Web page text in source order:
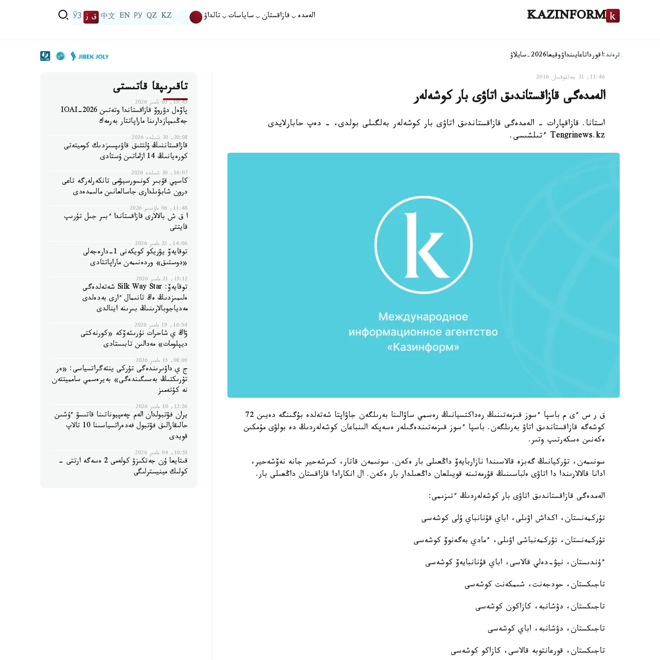
KAZINFORM الەمدە قازاقستان ساياسات تالداۋ KZ
QZ
РУ
EN
中文 ق ز ЎЗ
ترەند:اقورداتاعايىنداۋوقيعا2026-سايلاۋ
11:46, 31 جەلتوقسان 2016
الەمدەگى قازاقستاندىق اتاۋى بار كوشەلەر
استانا. قازاقپارات - الەمدەگى قازاقستاندىق اتاۋى بار كوشەلەر بەلگىلى بولدى، - دەپ حابارلايدى
Tengrinews.kz ءتىلشىسى.
ق ر س ءى م باسپا ءسوز قىزمەتىنىڭ رەداكتسيانىڭ رەسمي ساۋالىنا بەرىلگەن جاۋاپتا شەتەلدە بۇگىنگە دەيىن 72
كوشەگە قازاقستاندىق اتاۋ بەرىلگەن. باسپا ءسوز قىزمەتىندەگىلەر ەسەپكە الىنباعان كوشەلەردىڭ دە بولۋى مۇمكىن
ەكەنىن ەسكەرتىپ وتىر.
سونىمەن، تۇركيانىڭ گەبزە قالاسىندا نازاربايەۆ داڭعىلى بار ەكەن. سونىمەن قاتار، كىرشەحير جانە نەۆشەحير،
ادانا قالالارىندا دا اتاۋى ەلباسىنىڭ قۇرمەتىنە قويىلعان داڭعىلدار بار ەكەن. ال انكارادا قازاقستان داڭعىلى بار.
الەمدەگى قازاقستاندىق اتاۋى بار كوشەلەردىڭ ءتىزىمى:
تۇركمەنستان، اكداش اۋىلى، اباي قۇنانباي ۇلى كوشەسى
تۇركمەنستان، تۇركمەنباشى اۋىلى، ءمادي بەگەنوۆ كوشەسى
ءۇندىستان، نيۋ-دەلي قالاسى، اباي قۇنانبايەۆ كوشەسى
تاجىكستان، حودجەنت، شىمكەنت كوشەسى
تاجىكستان، دۋشانبە، كازاكون كوشەسى
تاجىكستان، دۋشانبە، اباي كوشەسى
تاجىكستان، قورعانتوبە قالاسى، كازاكو كوشەسى
تاقىرىپقا قاتىستى
19:45, 03 تامىز 2026
پاۆەل دۋروۆ قازاقستاندا وتەتىن IOAI-2026
جەڭىمپازدارىنا ماراپاتتار بەرمەك
20:08, 30 شىلدە 2026
قازاقستاننىڭ ۇلتتىق قاۋىپسىزدىك كوميتەتى
كورەيانىڭ 14 ازاماتىن ۇستادى
16:07, 30 شىلدە 2026
كاسپي قۇبىر كونسورسيۋمى تانكەرلەرگە تاعى
درون شابۋىلدارى جاسالعانىن مالىمدەدى
11:48, 06 ماۋسىم 2026
ا ق ش بالالارى قازاقستاندا ءبىر جىل تۇرىپ
قايتتى
14:06, 22 مامىر 2026
توقايەۆ يۋريكو كويكەنى 1-دارەجەلى
«دوستىق» وردەنىمەن ماراپاتتادى
15:12, 21 مامىر 2026
توقايەۆ: Silk Way Star شەتەلدەگى
ەلىمىزدىڭ ەڭ تانىمال ءارى بەدەلدى
مەدياجوبالارىنىڭ بىرىنە اينالدى
16:54, 19 مامىر 2026
ۋاڭ ي شاحرات نۇرىشەۆكە «كورنەكتى
ديپلومات» مەدالىن تابىستادى
08:00, 15 مامىر 2026
ج ي داۋىرىندەگى تۇركى ينتەگراتسياسى: «ەر
تۇرىكتىڭ بەسىگىندەگى» بەيرەسمي سامميتتەن
نە كۇتەمىز
12:26, 10 مامىر 2026
يران فۋتبولدان الەم چەمپيوناتىنا قاتىسۋ ءۇشىن
حالىقارالىق فۋتبول فەدەراتسياسىنا 10 تالاپ
قويدى
10:55, 04 مامىر 2026
قىتايعا ۇن جەتكىزۋ كولەمى 2 ەسەگە ارتتى -
كولىك مينيسترلىگى